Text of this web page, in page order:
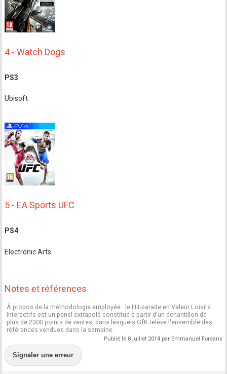
4 - Watch Dogs
PS3
Ubisoft
5 - EA Sports UFC
PS4
Electronic Arts
Notes et références
À propos de la méthodologie employée : le Hit-parade en Valeur Loisirs
Interactifs est un panel extrapolé constitué à partir d'un échantillon de
plus de 2300 points de ventes, dans lesquels GfK relève l'ensemble des
références vendues dans la semaine.
Publié le 8 juillet 2014 par Emmanuel Forsans
Signaler une erreur